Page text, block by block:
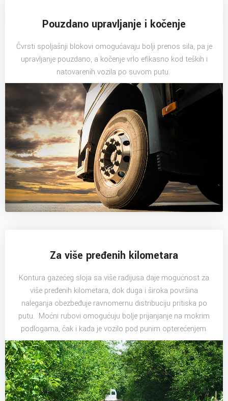
Pouzdano upravljanje i kočenje
Čvrsti spoljašnji blokovi omogućavaju bolji prenos sila, pa je
upravljanje pouzdano, a kočenje vrlo efikasno kod teških i
natovarenih vozila po suvom putu.
Za više pređenih kilometara
Kontura gazećeg sloja sa više radijusa daje mogućnost za
više pređenih kilometara, dok duga i široka površina
naleganja obezbeđuje ravnomernu distribuciju pritiska po
putu. Moćni rubovi omogućuju bolje prijanjanje na mokrim
podlogama, čak i kada je vozilo pod punim opterećenjem.